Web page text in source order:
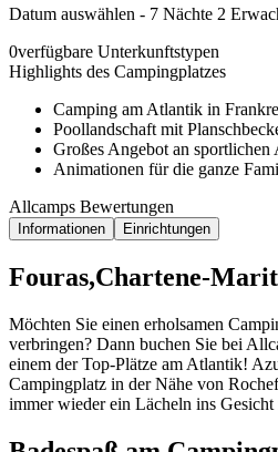
Datum auswählen - 7 Nächte 2
0verfügbare Unterkunftstypen
Highlights des Campingplatzes
Camping am Atlantik in
Poollandschaft mit
Großes Angebot an sportlichen
Animationen für die ganze
Allcamps Bewertungen
Informationen Einrichtungen
Fouras,Chartene-
Möchten Sie einen erholsamen
verbringen? Dann buchen Sie bei
einem der Top-Plätze am Atlantik!
Campingplatz in der Nähe von
immer wieder ein Lächeln ins Gesicht